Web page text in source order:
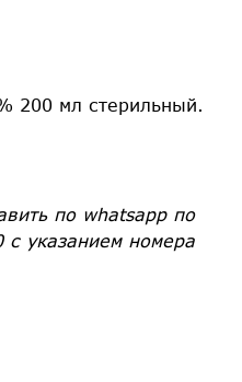
200 мл стерильный.
по whatsapp по
указанием номера